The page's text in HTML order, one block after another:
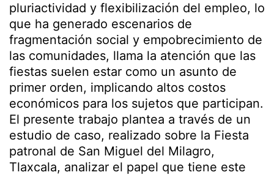
pluriactividad y flexibilización del empleo, lo
que ha generado escenarios de
fragmentación social y empobrecimiento de
las comunidades, llama la atención que las
fiestas suelen estar como un asunto de
primer orden, implicando altos costos
económicos para los sujetos que participan.
El presente trabajo plantea a través de un
estudio de caso, realizado sobre la Fiesta
patronal de San Miguel del Milagro,
Tlaxcala, analizar el papel que tiene este